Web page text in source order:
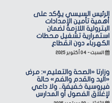
الرئيس السيسي يؤكد على
أهمية تأمين الإمدادات
البترولية اللازمة لضمان
استمرارية تشغيل محطات
الكهرباء دون انقطاع
السبت - ٠٤ أكتوبر ٢٠٢٥
وزارتا «الصحة والتعليم»: مرض
«اليد والقدم والفم» حالة
فيروسية خفيفة.. ولا داعي
لإغلاق الفصول أو المدارس